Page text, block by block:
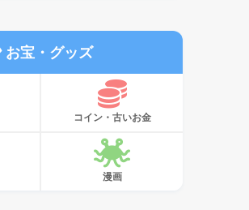
お宝・グッズ
コイン・古いお金
漫画